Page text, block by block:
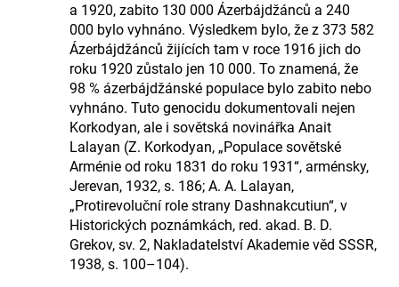
a 1920, zabito 130 000 Ázerbájdžánců a 240
000 bylo vyhnáno. Výsledkem bylo, že z 373 582
Ázerbájdžánců žijících tam v roce 1916 jich do
roku 1920 zůstalo jen 10 000. To znamená, že
98 % ázerbájdžánské populace bylo zabito nebo
vyhnáno. Tuto genocidu dokumentovali nejen
Korkodyan, ale i sovětská novinářka Anait
Lalayan (Z. Korkodyan, „Populace sovětské
Arménie od roku 1831 do roku 1931“, arménsky,
Jerevan, 1932, s. 186; A. A. Lalayan,
„Protirevoluční role strany Dashnakcutiun“, v
Historických poznámkách, red. akad. B. D.
Grekov, sv. 2, Nakladatelství Akademie věd SSSR,
1938, s. 100–104).